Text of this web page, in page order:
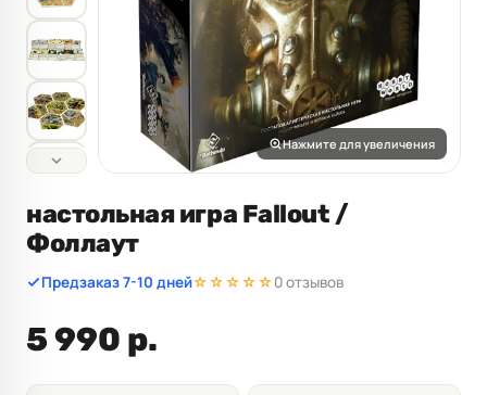
Нажмите для увеличения
настольная игра Fallout /
Фоллаут
Предзаказ 7-10 дней☆☆☆☆☆0 отзывов
5 990 р.